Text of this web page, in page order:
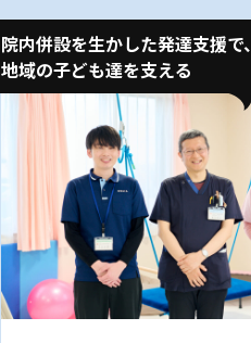
院内併設を生かした発達支援で、
地域の子ども達を支える